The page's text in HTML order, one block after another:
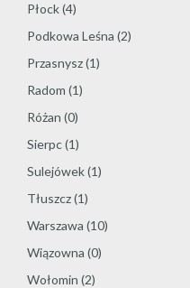
Płock(4)
Podkowa Leśna (2)
Przasnysz(1)
Radom (1)
Różan (0)
Sierpc(1)
Sulejówek(1)
Tłuszcz(1)
Warszawa (10)
Wiązowna (0)
Wołomin (2)